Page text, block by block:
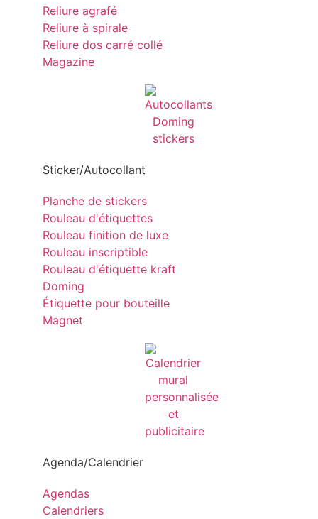
Reliure agrafé
Reliure à spirale
Reliure dos carré collé
Magazine
Sticker/Autocollant
Planche de stickers
Rouleau d'étiquettes
Rouleau finition de luxe
Rouleau inscriptible
Rouleau d'étiquette kraft
Doming
Étiquette pour bouteille
Magnet
Agenda/Calendrier
Agendas
Calendriers